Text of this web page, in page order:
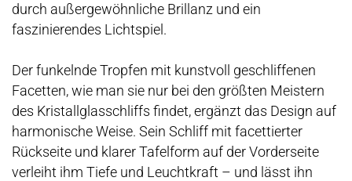
durch außergewöhnliche Brillanz und ein
faszinierendes Lichtspiel.
Der funkelnde Tropfen mit kunstvoll geschliffenen
Facetten, wie man sie nur bei den größten Meistern
des Kristallglasschliffs findet, ergänzt das Design auf
harmonische Weise. Sein Schliff mit facettierter
Rückseite und klarer Tafelform auf der Vorderseite
verleiht ihm Tiefe und Leuchtkraft – und lässt ihn